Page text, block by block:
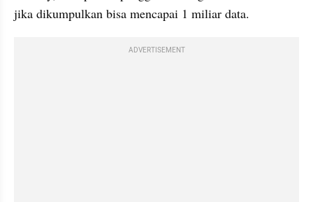
jika dikumpulkan bisa mencapai 1 miliar data.
ADVERTISEMENT